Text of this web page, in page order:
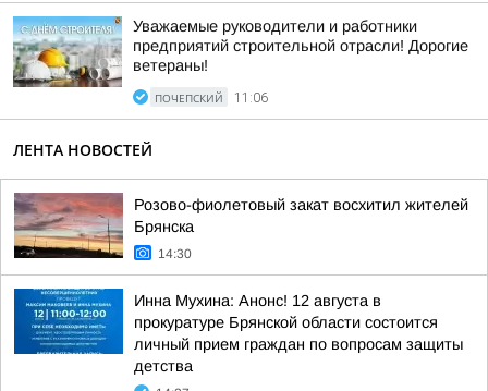
Уважаемые руководители и работники
предприятий строительной отрасли! Дорогие
ветераны!
ПОЧЕПСКИЙ 11:06
ЛЕНТА НОВОСТЕЙ
Розово-фиолетовый закат восхитил жителей
Брянска
14:30
Инна Мухина: Анонс! 12 августа в
прокуратуре Брянской области состоится
личный прием граждан по вопросам защиты
детства